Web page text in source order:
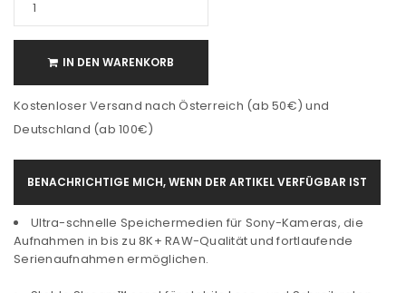
IN DEN WARENKORB
Kostenloser Versand nach Österreich (ab 50€) und
Deutschland (ab 100€)
BENACHRICHTIGE MICH, WENN DER ARTIKEL VERFÜGBAR IST
Ultra-schnelle Speichermedien für Sony-Kameras, die
Aufnahmen in bis zu 8K+ RAW-Qualität und fortlaufende
Serienaufnahmen ermöglichen.